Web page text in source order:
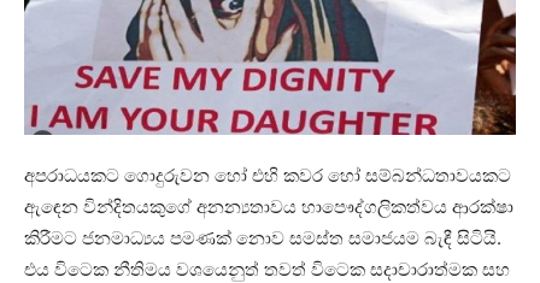
අපරාධයකට ගොදුරුවන හෝ එහි කවර හෝ සම්බන්ධතාවයකට
ඇඳෙන වින්දිතයකුගේ අනන්‍යතාවය හාපෞද්ගලිකත්වය ආරක්ෂා
කිරීමට ජනමාධ්‍යය පමණක් නොව සමස්ත සමාජයම බැඳී සිටියි.
එය විටෙක නීතිමය වශයෙනුත් තවත් විටෙක සදාචාරාත්මක සහ